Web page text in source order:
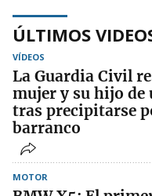
ÚLTIMOS
VÍDEOS
La Guardia Civil
mujer y su hijo de
tras precipitarse
barranco
MOTOR